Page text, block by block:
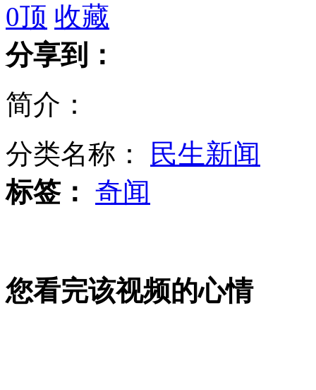
中国强力反制日本非法"购岛"行径
河南男子自制飞机圆飞翔梦
实拍:醉酒海归女车顶遥控驾车戏交警
0顶 收藏
分享到：
简介：
分类名称：
民生新闻
标签： 奇闻
您看完该视频的心情